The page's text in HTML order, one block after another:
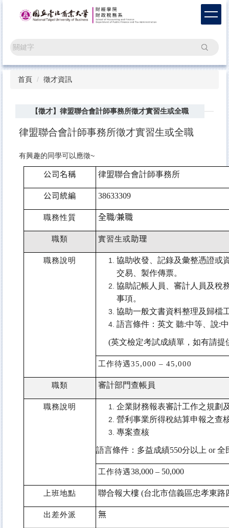
區
搜尋
首頁 徵才資訊
【徵才】律盟聯合會計師事務所徵才實習生或全職
律盟聯合會計師事務所徵才實習生或全職
有興趣的同學可以應徵~
公司名稱 律盟聯合會計師事務所
公司統編 38633309
職務性質 全職/兼職
職類 實習生或助理
職務說明
協助收發、記錄及彙整憑證或
交易、製作傳票。
協助記帳人員、審計人員及稅
事項。
協助一般文書資料整理及歸檔
語言條件：英文 聽:中等、說:
(英文檢定考試成績單，如有請提
工作待遇35,000 – 45,000
職類 審計部門查帳員
職務說明
企業財務報表審計工作之規劃
營利事業所得稅結算申報之查
專案查核
語言條件：多益成績550分以上 or全
工作待遇38,000 – 50,000
上班地點 聯合報大樓 (台北市信義區忠孝東路
出差外派 無